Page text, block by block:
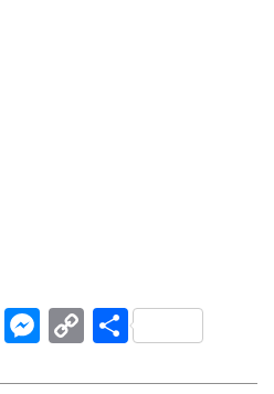
PrintFriendly
Messenger
CopyShare